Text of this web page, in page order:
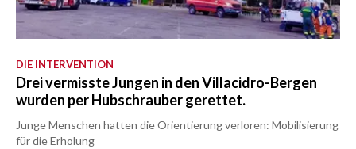
DIE INTERVENTION
Drei vermisste Jungen in den Villacidro-Bergen
wurden per Hubschrauber gerettet.
Junge Menschen hatten die Orientierung verloren: Mobilisierung
für die Erholung